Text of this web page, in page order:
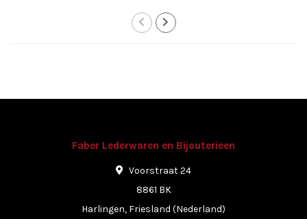
Faber Lederwaren en Bijouterieen
Voorstraat 24
8861 BK
Harlingen, Friesland (Nederland)